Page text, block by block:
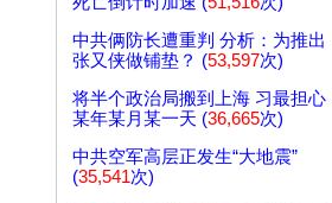
中共俩防长遭重判 分析：为推出
张又侠做铺垫？ (53,597次)
将半个政治局搬到上海 习最担心
某年某月某一天 (36,665次)
中共空军高层正发生“大地震”
(35,541次)